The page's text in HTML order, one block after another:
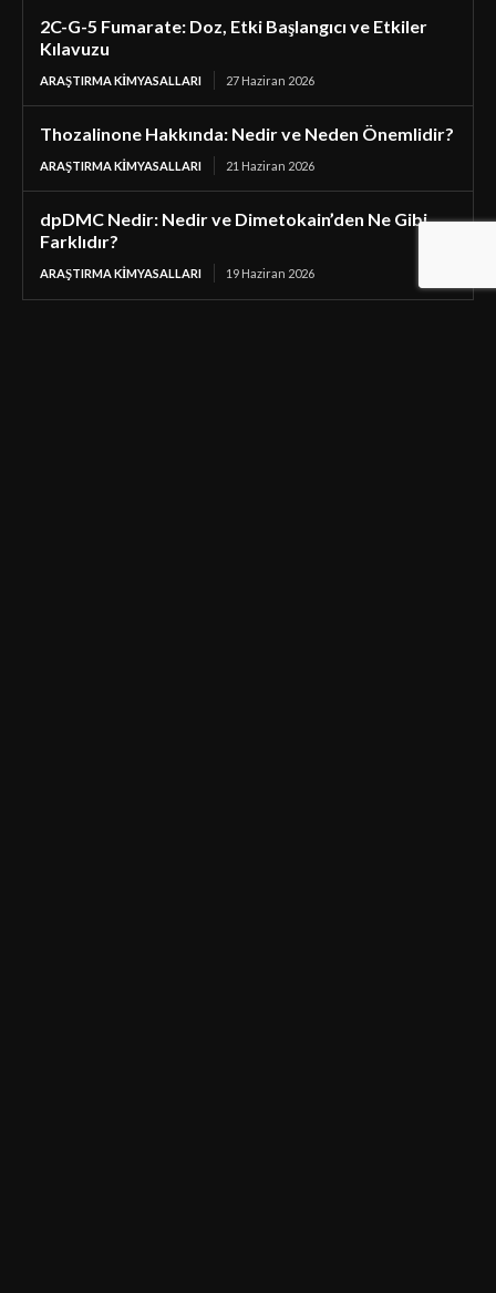
2C-G-5 Fumarate: Doz, Etki Başlangıcı ve Etkiler
Kılavuzu
ARAŞTIRMA KIMYASALLARI 27 Haziran 2026
Thozalinone Hakkında: Nedir ve Neden Önemlidir?
ARAŞTIRMA KIMYASALLARI 21 Haziran 2026
dpDMC Nedir: Nedir ve Dimetokain’den Ne Gibi
Farklıdır?
ARAŞTIRMA KIMYASALLARI 19 Haziran 2026